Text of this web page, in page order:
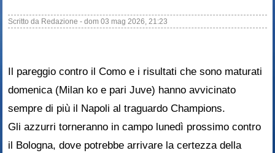
Scritto da Redazione -dom 03 mag 2026, 21:23
Il pareggio contro il Como e i risultati che sono maturati
domenica (Milan ko e pari Juve) hanno avvicinato
sempre di più il Napoli al traguardo Champions.
Gli azzurri torneranno in campo lunedì prossimo contro
il Bologna, dove potrebbe arrivare la certezza della